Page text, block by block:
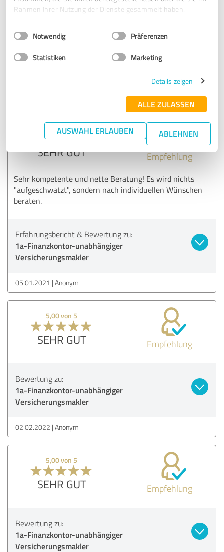
Rahmen Ihrer Nutzung der Dienste gesammelt haben.
Impressum Datenschutzbestimmungen
Einwilligungsauswahl
Notwendig Präferenzen
Statistiken Marketing
Details zeigen
ALLE ZULASSEN
AUSWAHL ERLAUBEN ABLEHNEN
zufrieden und kann Herrn Felske als Berater auf der Suche
nach der passenden Versicherung wärmstens empfehlen.
1a-Finanzkontor-unabhängiger
5,00 von 5
SEHR GUT Empfehlung
Sehr kompetente und nette Beratung! Es wird nichts
"aufgeschwatzt", sondern nach individuellen Wünschen
beraten.
Erfahrungsbericht & Bewertung zu:
1a-Finanzkontor-unabhängiger
Versicherungsmakler
05.01.2021 Anonym
5,00 von 5
SEHR GUT Empfehlung
Bewertung zu:
1a-Finanzkontor-unabhängiger
Versicherungsmakler
02.02.2022 Anonym
5,00 von 5
SEHR GUT Empfehlung
Bewertung zu:
1a-Finanzkontor-unabhängiger
Versicherungsmakler